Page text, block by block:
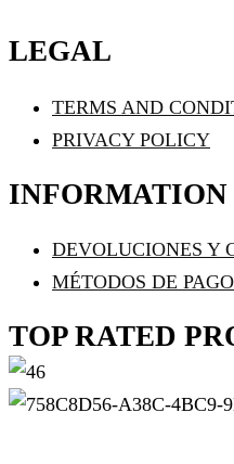
LEGAL
TERMS AND
PRIVACY POLICY
INFORMATION
DEVOLUCIONES Y
MÉTODOS DE PAGO
TOP RATED